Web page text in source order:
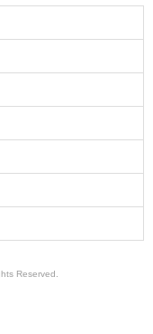
Reserved.